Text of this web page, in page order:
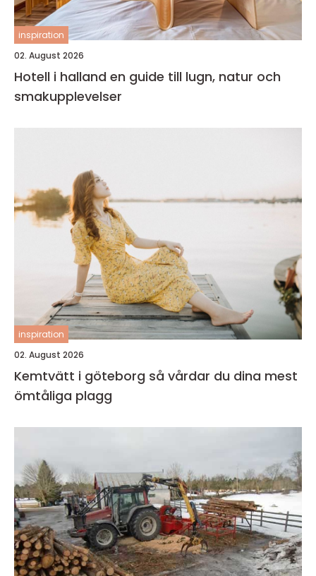
inspiration
02. August 2026
Hotell i halland en guide till lugn, natur och
smakupplevelser
inspiration
02. August 2026
Kemtvätt i göteborg så vårdar du dina mest
ömtåliga plagg